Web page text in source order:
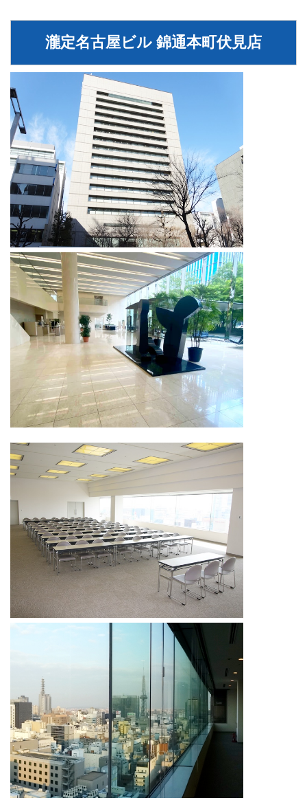
瀧定名古屋ビル 錦通本町伏見店